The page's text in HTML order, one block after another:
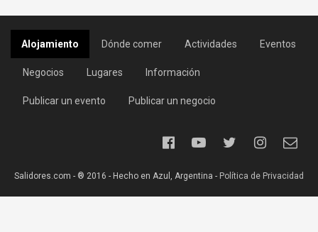
Alojamiento Dónde comer Actividades Eventos
Negocios Lugares Información
Publicar un evento Publicar un negocio
Salidores.com - ® 2016 - Hecho en Azul, Argentina - Política de Privacidad